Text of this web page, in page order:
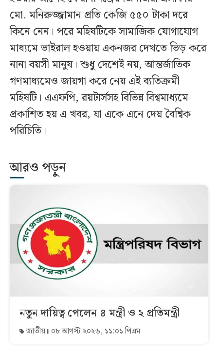
মো. মনিরুজ্জামান প্রতি কেজি ৫৫০ টাকা দরে
কিনে নেন। পরে মহিষটিকে সামাজিক যোগাযোগ
মাধ্যমে ভাইরাল হওয়ায় একনজর দেখতে ভিড় করে
নানা বয়সী মানুষ। শুধু দেশেই নয়, আন্তর্জাতিক
গণমাধ্যমেও জায়গা করে নেয় এই ব্যতিক্রমী
মহিষটি। এএফপি, রয়টার্সসহ বিভিন্ন বিশ্বমাধ্যমে
প্রকাশিত হয় এ খবর, যা একে এনে দেয় বৈশ্বিক
পরিচিতি।
আরও পড়ুন
নতুন দায়িত্ব পেলেন ৪ মন্ত্রী ও ২ প্রতিমন্ত্রী
জাতীয় ০৮ আগস্ট ২০২৬, ১১:০১ পিএম